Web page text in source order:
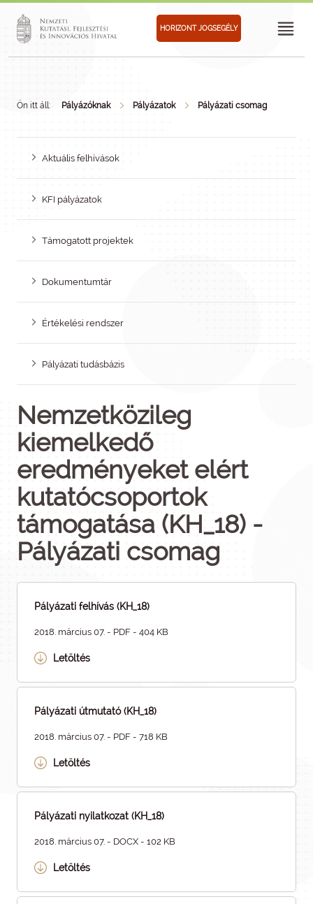
HORIZONT JOGSEGÉLY
Ön itt áll: Pályázóknak Pályázatok Pályázati csomag
Aktuális felhívások
KFI pályázatok
Támogatott projektek
Dokumentumtár
Értékelési rendszer
Pályázati tudásbázis
Nemzetközileg
kiemelkedő
eredményeket elért
kutatócsoportok
támogatása (KH_18) -
Pályázati csomag
Pályázati felhívás (KH_18)
2018. március 07. - PDF - 404 KB
Letöltés
Pályázati útmutató (KH_18)
2018. március 07. - PDF - 718 KB
Letöltés
Pályázati nyilatkozat (KH_18)
2018. március 07. - DOCX - 102 KB
Letöltés